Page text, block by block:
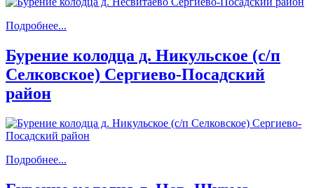
Подробнее...
Бурение колодца д. Никульское (с/п
Селковское) Сергиево-Посадский
район
Подробнее...